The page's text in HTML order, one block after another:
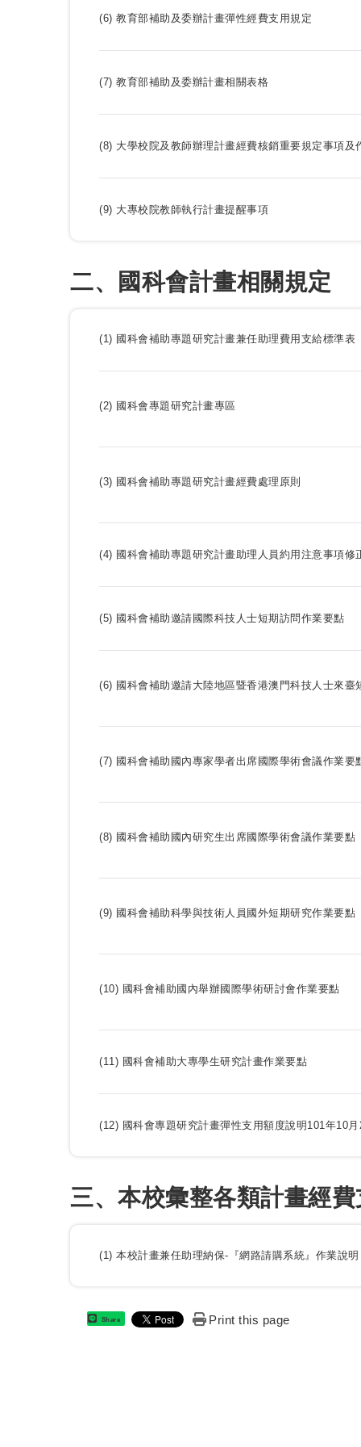
(6) 教育部補助及委辦計畫彈性經費支用規定
(7) 教育部補助及委辦計畫相關表格
(8) 大學校院及教師辦理計畫經費核銷重要規定事項及
(9) 大專校院教師執行計畫提醒事項
二、國科會計畫相關規定
(1) 國科會補助專題研究計畫兼任助理費用支給標準表
(2) 國科會專題研究計畫專區
(3) 國科會補助專題研究計畫經費處理原則
(4) 國科會補助專題研究計畫助理人員約用注意事項修
(5) 國科會補助邀請國際科技人士短期訪問作業要點
(6) 國科會補助邀請大陸地區暨香港澳門科技人士來臺
(7) 國科會補助國內專家學者出席國際學術會議作業要
(8) 國科會補助國內研究生出席國際學術會議作業要點
(9) 國科會補助科學與技術人員國外短期研究作業要點
(10) 國科會補助國內舉辦國際學術研討會作業要點
(11) 國科會補助大專學生研究計畫作業要點
(12) 國科會專題研究計畫彈性支用額度說明 101年10
三、本校彙整各類計畫經
(1) 本校計畫兼任助理納保-『網路請購系統』作業說明
Share Print this page